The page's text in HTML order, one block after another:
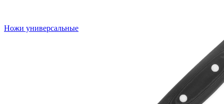
Ножи универсальные